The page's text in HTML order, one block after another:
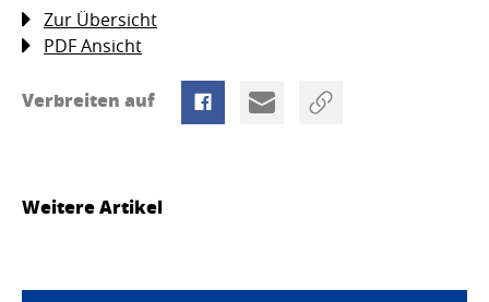
Zur Übersicht
PDF Ansicht
Verbreiten auf
Weitere Artikel